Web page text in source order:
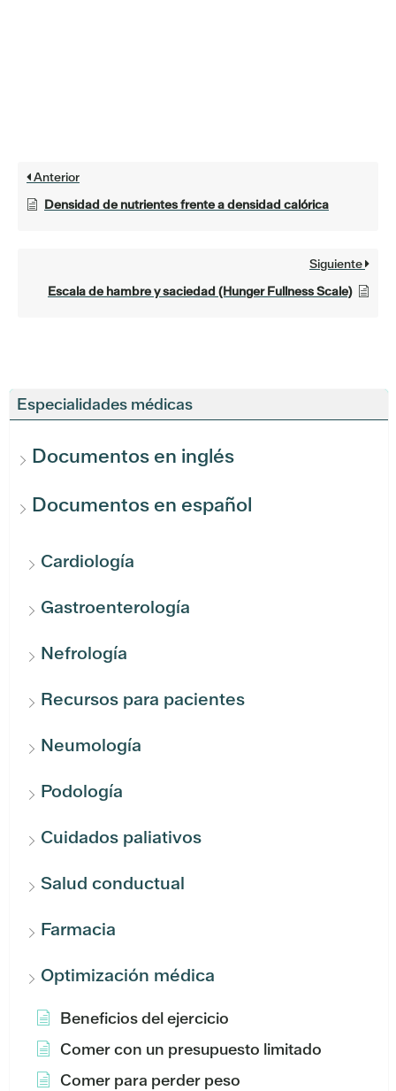
Especialidades médicas
Documentos en inglés
Documentos en español
Cardiología
Gastroenterología
Nefrología
Recursos para pacientes
Neumología
Podología
Cuidados paliativos
Salud conductual
Farmacia
Optimización médica
Beneficios del ejercicio
Comer con un presupuesto limitado
Comer para perder peso
Anterior
Densidad de nutrientes frente a densidad calórica
Siguiente
Escala de hambre y saciedad (Hunger Fullness Scale)